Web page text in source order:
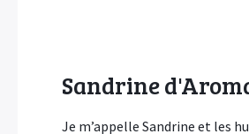
Sandrine
Je m’appelle Sandrine et les